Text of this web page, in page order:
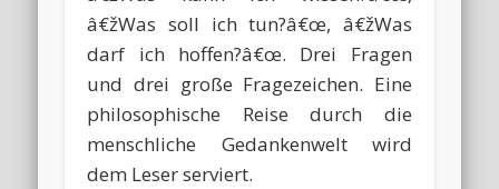
â€žWas soll ich tun?â€œ, â€žWas
darf ich hoffen?â€œ. Drei Fragen
und drei große Fragezeichen. Eine
philosophische Reise durch die
menschliche Gedankenwelt wird
dem Leser serviert.